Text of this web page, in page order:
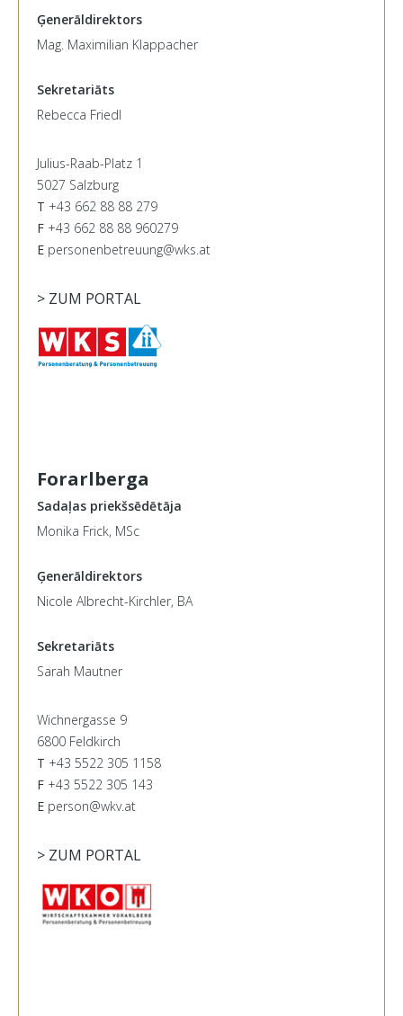
Ģenerāldirektors
Mag. Maximilian Klappacher
Sekretariāts
Rebecca Friedl
Julius-Raab-Platz 1
5027 Salzburg
T +43 662 88 88 279
F +43 662 88 88 960279
E personenbetreuung@wks.at
> ZUM PORTAL
Forarlberga
Sadaļas priekšsēdētāja
Monika Frick, MSc
Ģenerāldirektors
Nicole Albrecht-Kirchler, BA
Sekretariāts
Sarah Mautner
Wichnergasse 9
6800 Feldkirch
T +43 5522 305 1158
F +43 5522 305 143
E person@wkv.at
> ZUM PORTAL